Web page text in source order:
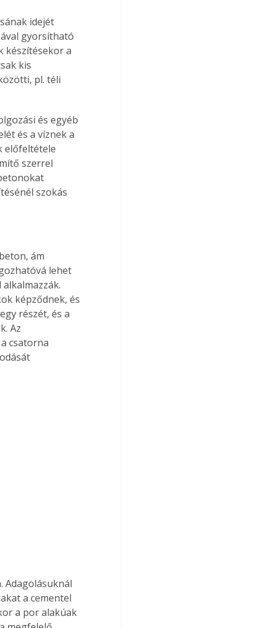
idejét
gyorsítható
készítésekor a
kis
pl. téli
és egyéb
és a víznek a
előfeltétele
szerrel
szokás
ám
lehet
képződnek, és
részét, és a
Az
csatorna
Adagolásuknál
a cementel
a por alakúak